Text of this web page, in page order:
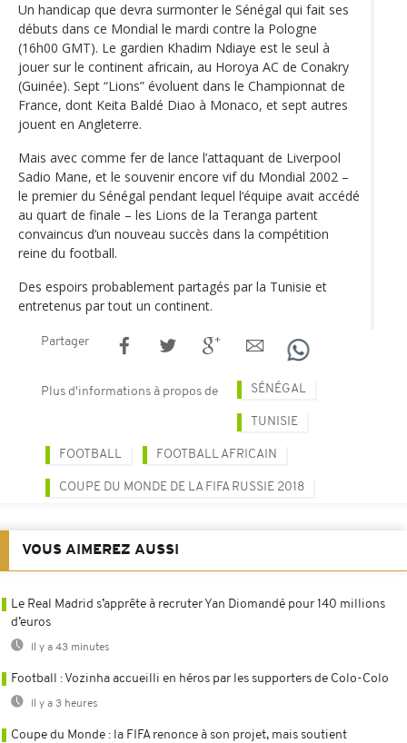
Un handicap que devra surmonter le Sénégal qui fait ses
débuts dans ce Mondial le mardi contre la Pologne
(16h00 GMT). Le gardien Khadim Ndiaye est le seul à
jouer sur le continent africain, au Horoya AC de Conakry
(Guinée). Sept “Lions” évoluent dans le Championnat de
France, dont Keita Baldé Diao à Monaco, et sept autres
jouent en Angleterre.
Mais avec comme fer de lance l’attaquant de Liverpool
Sadio Mane, et le souvenir encore vif du Mondial 2002 –
le premier du Sénégal pendant lequel l‘équipe avait accédé
au quart de finale – les Lions de la Teranga partent
convaincus d’un nouveau succès dans la compétition
reine du football.
Des espoirs probablement partagés par la Tunisie et
entretenus par tout un continent.
Partager
Plus d'informations à propos de SÉNÉGAL
TUNISIE
FOOTBALL FOOTBALL AFRICAIN
COUPE DU MONDE DE LA FIFA RUSSIE 2018
VOUS AIMEREZ AUSSI
Le Real Madrid s’apprête à recruter Yan Diomandé pour 140 millions
d’euros
Il y a 43 minutes
Football : Vozinha accueilli en héros par les supporters de Colo-Colo
Il y a 3 heures
Coupe du Monde : la FIFA renonce à son projet, mais soutient